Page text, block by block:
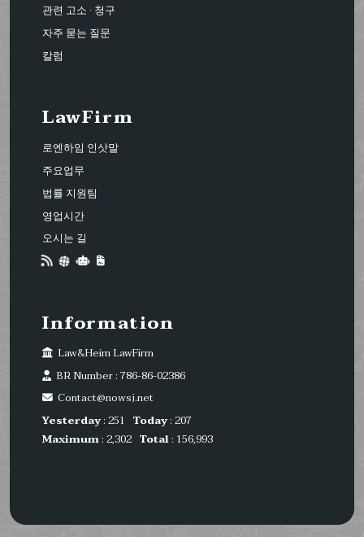
관련 고소 · 청구
자주 묻는 질문
칼럼
LawFirm
로엔하임 인삿말
주요업무
법률 지원팀
영업시간
오시는 길
Information
Law&Heim LawFirm
BR Number : 786-86-02386
Contact@nowsj.net
Yesterday: 251 Today: 207
Maximum: 2,302 Total: 156,993